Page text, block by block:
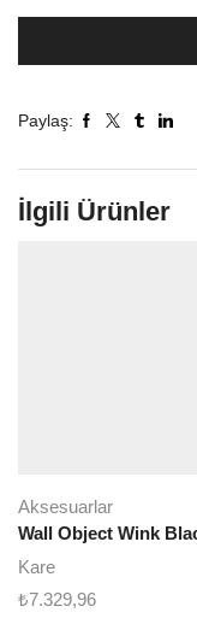
Paylaş:
İlgili Ürünler
Aksesuarlar
Wall Object Wink
Kare
₺7.329,96